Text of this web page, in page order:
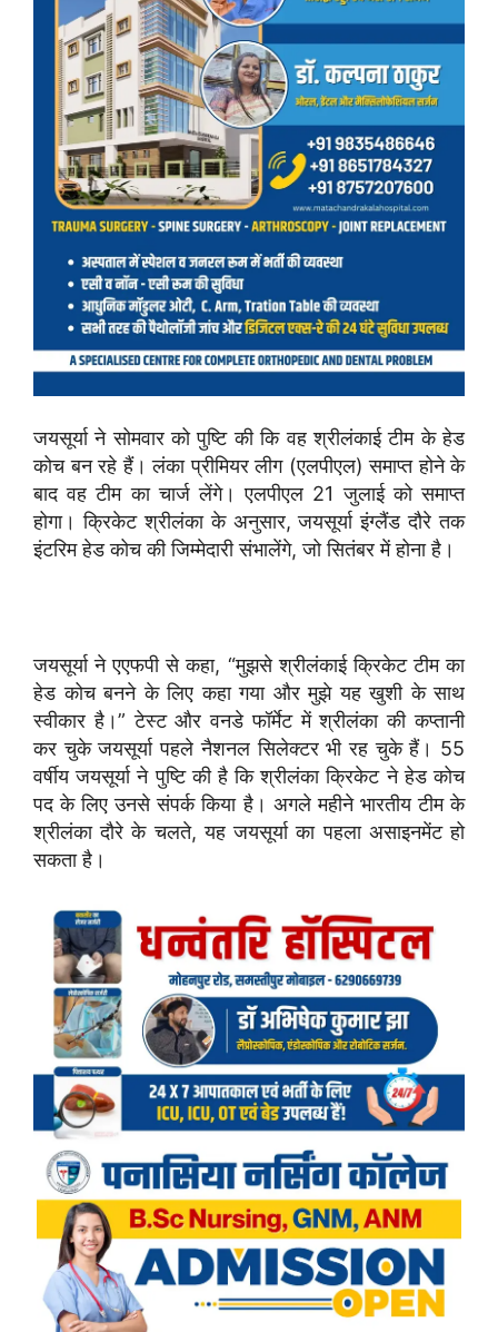
जयसूर्या ने सोमवार को पुष्टि की कि वह श्रीलंकाई टीम के हेड
कोच बन रहे हैं। लंका प्रीमियर लीग (एलपीएल) समाप्त होने के
बाद वह टीम का चार्ज लेंगे। एलपीएल 21 जुलाई को समाप्त
होगा। क्रिकेट श्रीलंका के अनुसार, जयसूर्या इंग्लैंड दौरे तक
इंटरिम हेड कोच की जिम्मेदारी संभालेंगे, जो सितंबर में होना है।
जयसूर्या ने एएफपी से कहा, “मुझसे श्रीलंकाई क्रिकेट टीम का
हेड कोच बनने के लिए कहा गया और मुझे यह खुशी के साथ
स्वीकार है।” टेस्ट और वनडे फॉर्मेट में श्रीलंका की कप्तानी
कर चुके जयसूर्या पहले नैशनल सिलेक्टर भी रह चुके हैं। 55
वर्षीय जयसूर्या ने पुष्टि की है कि श्रीलंका क्रिकेट ने हेड कोच
पद के लिए उनसे संपर्क किया है। अगले महीने भारतीय टीम के
श्रीलंका दौरे के चलते, यह जयसूर्या का पहला असाइनमेंट हो
सकता है।